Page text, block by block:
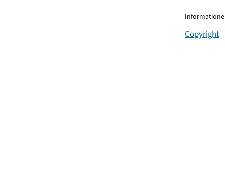
Copyright